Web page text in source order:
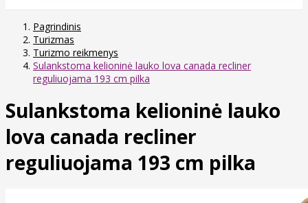
Pagrindinis
Turizmas
Turizmo reikmenys
Sulankstoma kelioninė lauko lova canada recliner
reguliuojama 193 cm pilka
Sulankstoma kelioninė lauko
lova canada recliner
reguliuojama 193 cm pilka